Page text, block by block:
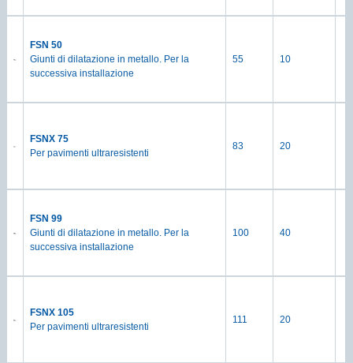
FSN 50
Giunti di dilatazione in metallo. Per la
successiva installazione
55 10
FSNX 75
Per pavimenti ultraresistenti
83 20
FSN 99
Giunti di dilatazione in metallo. Per la
successiva installazione
100 40
FSNX 105
Per pavimenti ultraresistenti
111 20